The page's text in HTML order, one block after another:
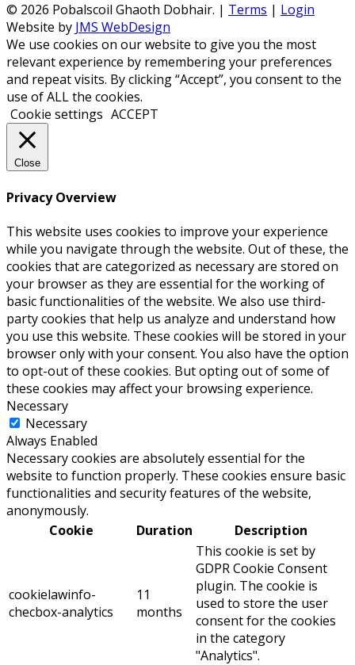
© 2026 Pobalscoil Ghaoth Dobhair. | Terms | Login
Website by JMS WebDesign
We use cookies on our website to give you the most
relevant experience by remembering your preferences
and repeat visits. By clicking “Accept”, you consent to the
use of ALL the cookies.
Cookie settings ACCEPT
Close
Privacy Overview
This website uses cookies to improve your experience
while you navigate through the website. Out of these, the
cookies that are categorized as necessary are stored on
your browser as they are essential for the working of
basic functionalities of the website. We also use third-
party cookies that help us analyze and understand how
you use this website. These cookies will be stored in your
browser only with your consent. You also have the option
to opt-out of these cookies. But opting out of some of
these cookies may affect your browsing experience.
Necessary
Necessary
Always Enabled
Necessary cookies are absolutely essential for the
website to function properly. These cookies ensure basic
functionalities and security features of the website,
anonymously.
Cookie
Duration Description
cookielawinfo-
checbox-analytics
11
months
This cookie is set by
GDPR Cookie Consent
plugin. The cookie is
used to store the user
consent for the cookies
in the category
"Analytics".